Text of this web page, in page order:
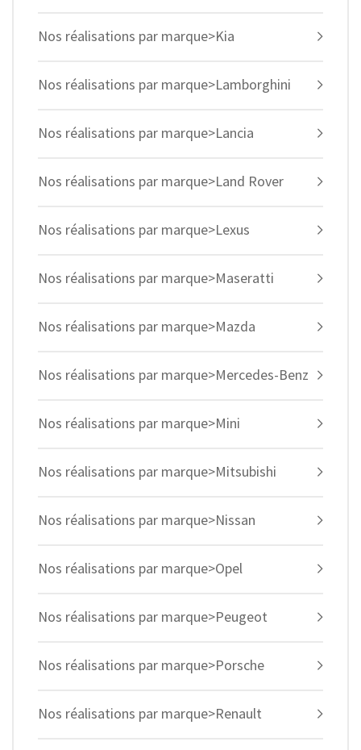
Nos réalisations par marque>Kia
Nos réalisations par marque>Lamborghini
Nos réalisations par marque>Lancia
Nos réalisations par marque>Land Rover
Nos réalisations par marque>Lexus
Nos réalisations par marque>Maseratti
Nos réalisations par marque>Mazda
Nos réalisations par marque>Mercedes-Benz
Nos réalisations par marque>Mini
Nos réalisations par marque>Mitsubishi
Nos réalisations par marque>Nissan
Nos réalisations par marque>Opel
Nos réalisations par marque>Peugeot
Nos réalisations par marque>Porsche
Nos réalisations par marque>Renault